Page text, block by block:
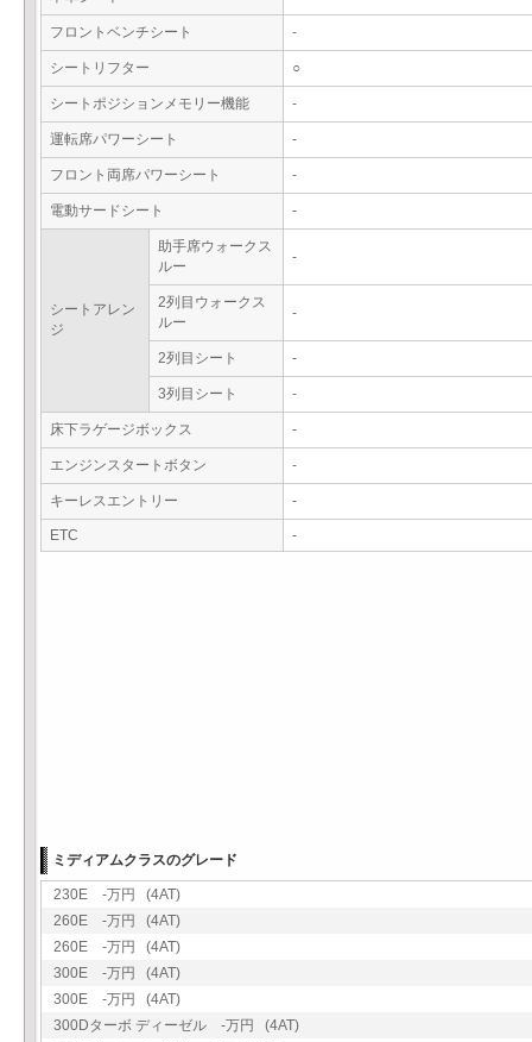
フロントベンチシート -
シートリフター ○
シートポジションメモリー機能 -
運転席パワーシート -
フロント両席パワーシート -
電動サードシート -
シートアレン
ジ
助手席ウォークス
ルー
-
2列目ウォークス
ルー
-
2列目シート -
3列目シート -
床下ラゲージボックス -
エンジンスタートボタン -
キーレスエントリー -
ETC -
ミディアムクラスのグレード
230E -万円 (4AT)
260E -万円 (4AT)
260E -万円 (4AT)
300E -万円 (4AT)
300E -万円 (4AT)
300Dターボ ディーゼル -万円 (4AT)